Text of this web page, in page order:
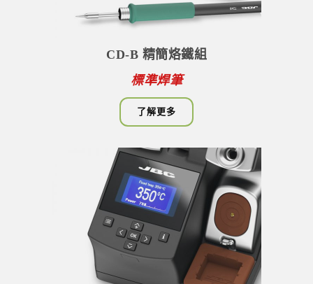
CD-B 精簡烙鐵組
標準焊筆
了解更多